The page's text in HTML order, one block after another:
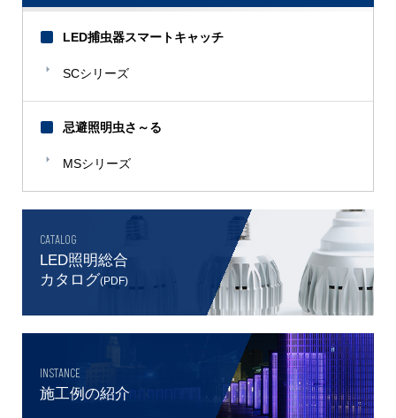
LED捕虫器スマートキャッチ
SCシリーズ
忌避照明虫さ～る
MSシリーズ
CATALOG
LED照明総合
カタログ(PDF)
INSTANCE
施工例の紹介